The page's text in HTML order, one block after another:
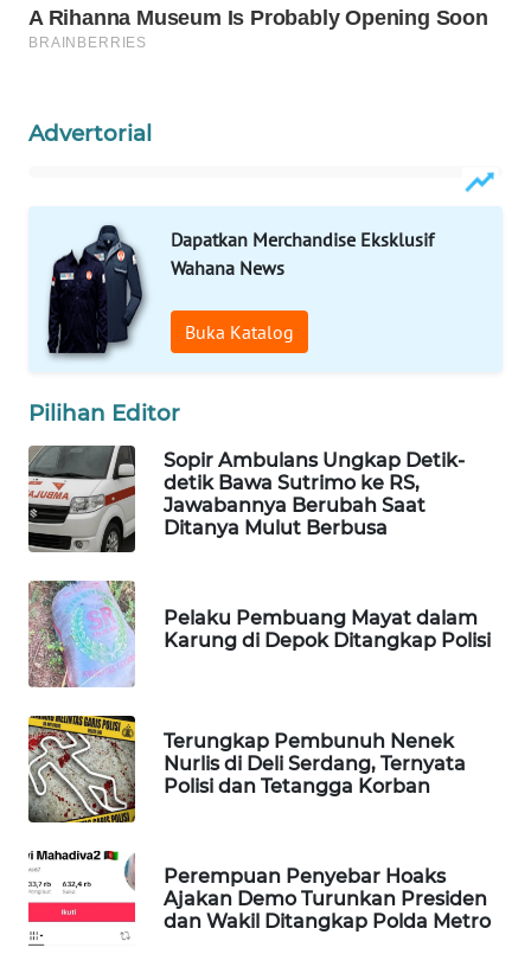
Advertorial
Dapatkan Merchandise Eksklusif
Wahana News
Buka Katalog
Pilihan Editor
Sopir Ambulans Ungkap Detik-
detik Bawa Sutrimo ke RS,
Jawabannya Berubah Saat
Ditanya Mulut Berbusa
Pelaku Pembuang Mayat dalam
Karung di Depok Ditangkap Polisi
Terungkap Pembunuh Nenek
Nurlis di Deli Serdang, Ternyata
Polisi dan Tetangga Korban
Perempuan Penyebar Hoaks
Ajakan Demo Turunkan Presiden
dan Wakil Ditangkap Polda Metro
WAHANA
TRAVEL
TV
WAHANANEWS
CO ID
WAHANANEWS
WAHANA
SPORT
WAHANA
WAHANA
SELEB
WAHANA
PERSONA
WAHANA
OTOMOTIF
WAHANA
HEALTH